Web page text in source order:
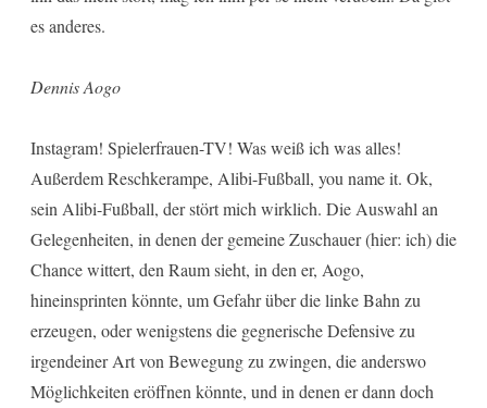
es anderes.
Dennis Aogo
Instagram! Spielerfrauen-TV! Was weiß ich was alles!
Außerdem Reschkerampe, Alibi-Fußball, you name it. Ok,
sein Alibi-Fußball, der stört mich wirklich. Die Auswahl an
Gelegenheiten, in denen der gemeine Zuschauer (hier: ich) die
Chance wittert, den Raum sieht, in den er, Aogo,
hineinsprinten könnte, um Gefahr über die linke Bahn zu
erzeugen, oder wenigstens die gegnerische Defensive zu
irgendeiner Art von Bewegung zu zwingen, die anderswo
Möglichkeiten eröffnen könnte, und in denen er dann doch